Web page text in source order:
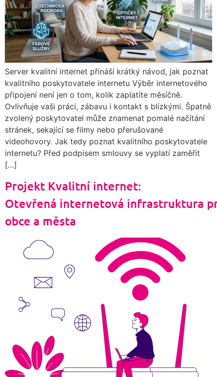
Server kvalitní internet přináší krátký návod, jak poznat
kvalitního poskytovatele internetu Výběr internetového
připojení není jen o tom, kolik zaplatíte měsíčně.
Ovlivňuje vaši práci, zábavu i kontakt s blízkými. Špatně
zvolený poskytovatel může znamenat pomalé načítání
stránek, sekající se filmy nebo přerušované
videohovory. Jak tedy poznat kvalitního poskytovatele
internetu? Před podpisem smlouvy se vyplatí zaměřit
[…]
Projekt Kvalitní internet:
Otevřená internetová infrastruktura
obce a města